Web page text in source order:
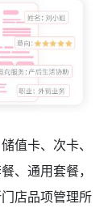
值卡、次卡、
、通用套餐，
店品项管理所